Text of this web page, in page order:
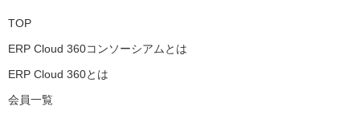
TOP
ERP Cloud 360コンソーシアムとは
ERP Cloud 360とは
会員一覧